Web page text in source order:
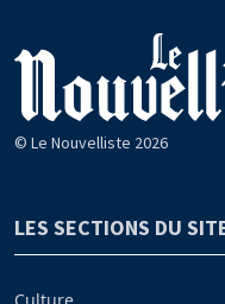
© Le Nouvelliste 2026
LES SECTIONS DU